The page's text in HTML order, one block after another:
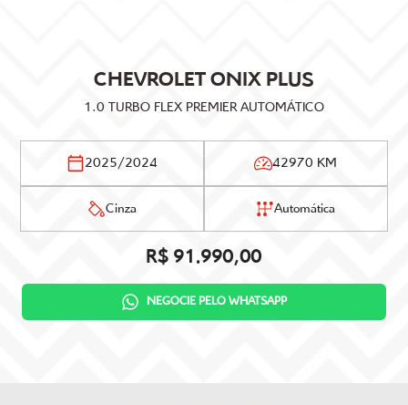
CHEVROLET ONIX PLUS
1.0 TURBO FLEX PREMIER AUTOMÁTICO
2025/2024 42970 KM
Cinza Automática
R$ 91.990,00
NEGOCIE PELO WHATSAPP